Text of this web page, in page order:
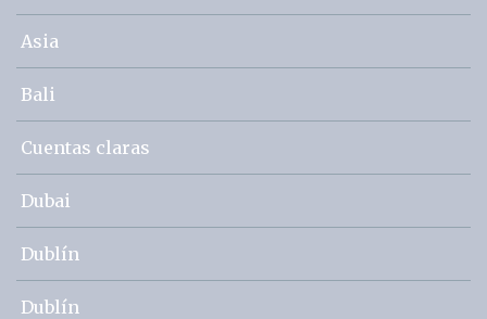
Asia
Bali
Cuentas claras
Dubai
Dublín
Dublín